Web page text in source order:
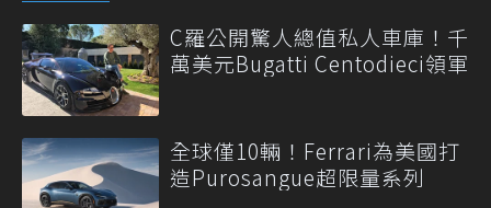
C羅公開驚人總值私人車庫！千
萬美元Bugatti Centodieci領軍
全球僅10輛！Ferrari為美國打
造Purosangue超限量系列